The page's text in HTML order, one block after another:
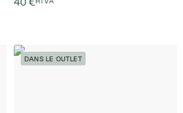
DANS LE OUTLET